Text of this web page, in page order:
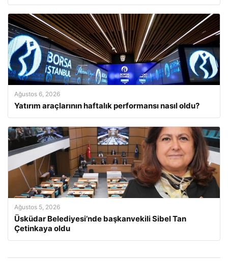
Ağustos 6, 2026
Yatırım araçlarının haftalık performansı nasıl oldu?
Ağustos 5, 2026
Üsküdar Belediyesi’nde başkanvekili Sibel Tan
Çetinkaya oldu